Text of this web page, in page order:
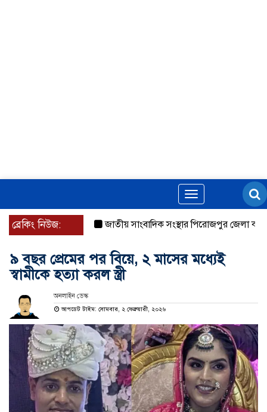
Toggle
navigation
ব্রেকিং নিউজ: জাতীয় সাংবাদিক সংস্থার পিরোজপুর জেলা কমিটি
৯ বছর প্রেমের পর বিয়ে, ২ মাসের মধ্যেই
স্বামীকে হত্যা করল স্ত্রী
অনলাইন ডেস্ক
আপডেট টাইম: সোমবার, ২ ফেব্রুয়ারী, ২০২৬